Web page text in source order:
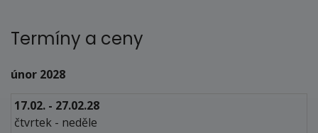
Termíny a ceny
únor 2028
17.02. - 27.02.28
čtvrtek - neděle